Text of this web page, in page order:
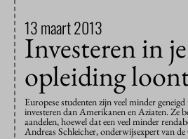
13 maart 2013
Investeren in
opleiding
Europese studenten zijn veel minder
investeren dan Amerikanen en Aziaten. Ze
aandelen, hoewel dat een veel minder
Andreas Schleicher, onderwijsexpert van